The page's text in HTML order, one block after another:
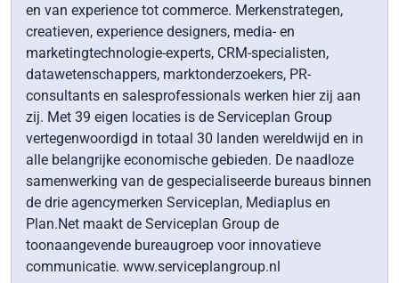
en van experience tot commerce. Merkenstrategen,
creatieven, experience designers, media- en
marketingtechnologie-experts, CRM-specialisten,
datawetenschappers, marktonderzoekers, PR-
consultants en salesprofessionals werken hier zij aan
zij. Met 39 eigen locaties is de Serviceplan Group
vertegenwoordigd in totaal 30 landen wereldwijd en in
alle belangrijke economische gebieden. De naadloze
samenwerking van de gespecialiseerde bureaus binnen
de drie agencymerken Serviceplan, Mediaplus en
Plan.Net maakt de Serviceplan Group de
toonaangevende bureaugroep voor innovatieve
communicatie. www.serviceplangroup.nl